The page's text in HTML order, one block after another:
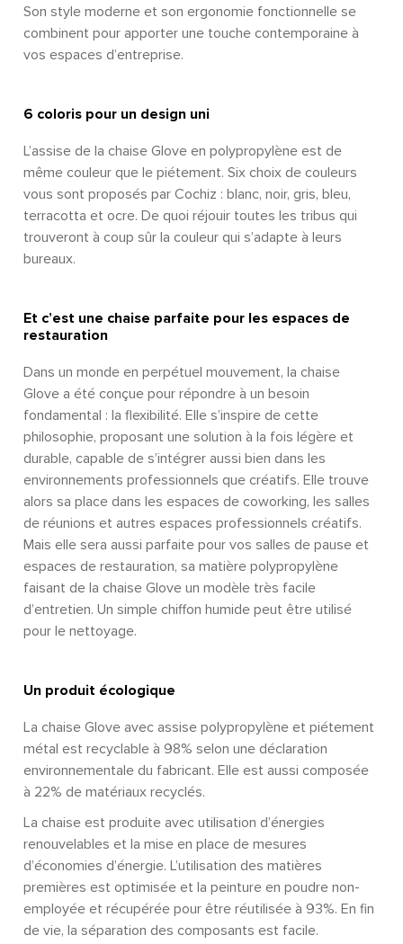
Son style moderne et son ergonomie fonctionnelle se
combinent pour apporter une touche contemporaine à
vos espaces d’entreprise.
6 coloris pour un design uni
L’assise de la chaise Glove en polypropylène est de
même couleur que le piétement. Six choix de couleurs
vous sont proposés par Cochiz : blanc, noir, gris, bleu,
terracotta et ocre. De quoi réjouir toutes les tribus qui
trouveront à coup sûr la couleur qui s’adapte à leurs
bureaux.
Et c’est une chaise parfaite pour les espaces de
restauration
Dans un monde en perpétuel mouvement, la chaise
Glove a été conçue pour répondre à un besoin
fondamental : la flexibilité. Elle s’inspire de cette
philosophie, proposant une solution à la fois légère et
durable, capable de s’intégrer aussi bien dans les
environnements professionnels que créatifs. Elle trouve
alors sa place dans les espaces de coworking, les salles
de réunions et autres espaces professionnels créatifs.
Mais elle sera aussi parfaite pour vos salles de pause et
espaces de restauration, sa matière polypropylène
faisant de la chaise Glove un modèle très facile
d’entretien. Un simple chiffon humide peut être utilisé
pour le nettoyage.
Un produit écologique
La chaise Glove avec assise polypropylène et piétement
métal est recyclable à 98% selon une déclaration
environnementale du fabricant. Elle est aussi composée
à 22% de matériaux recyclés.
La chaise est produite avec utilisation d’énergies
renouvelables et la mise en place de mesures
d’économies d’énergie. L’utilisation des matières
premières est optimisée et la peinture en poudre non-
employée et récupérée pour être réutilisée à 93%. En fin
de vie, la séparation des composants est facile.